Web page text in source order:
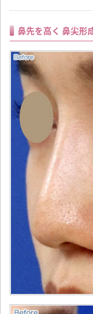
鼻先を高く 鼻尖形